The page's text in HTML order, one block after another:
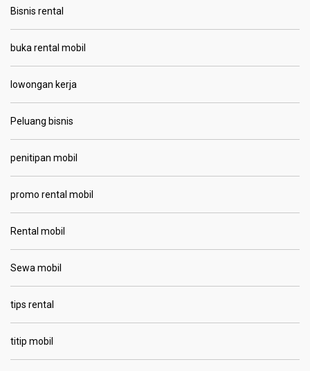
Bisnis rental
buka rental mobil
lowongan kerja
Peluang bisnis
penitipan mobil
promo rental mobil
Rental mobil
Sewa mobil
tips rental
titip mobil